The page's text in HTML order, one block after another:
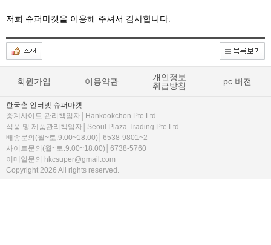
저희 슈퍼마켓을 이용해 주셔서 감사합니다.
회원가입 이용약관
개인정보
취급방침
pc 버전
한국촌 인터넷 슈퍼마켓
중계사이트 관리책임자│Hankookchon Pte Ltd
식품 및 제품관리책임자│Seoul Plaza Trading Pte Ltd
배송문의(월~토:9:00~18:00)│6538-9801~2
사이트문의(월~토:9:00~18:00)│6738-5760
이메일문의 hkcsuper@gmail.com
Copyright 2026 All rights reserved.